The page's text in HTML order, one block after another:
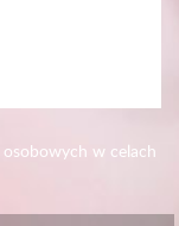
w celach